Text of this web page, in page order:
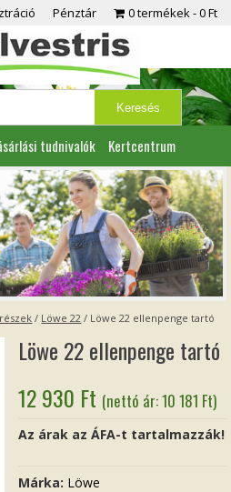
Pénztár 0 termékek 0 Ft
tudnivalók Kertcentrum
Kapcsolat
/ Löwe 22 / Löwe 22 ellenpenge tartó
Löwe 22 ellenpenge tartó
12 930 Ft (nettó ár:10 181 Ft)
Az árak az ÁFA-t tartalmazzák!
Márka: Löwe